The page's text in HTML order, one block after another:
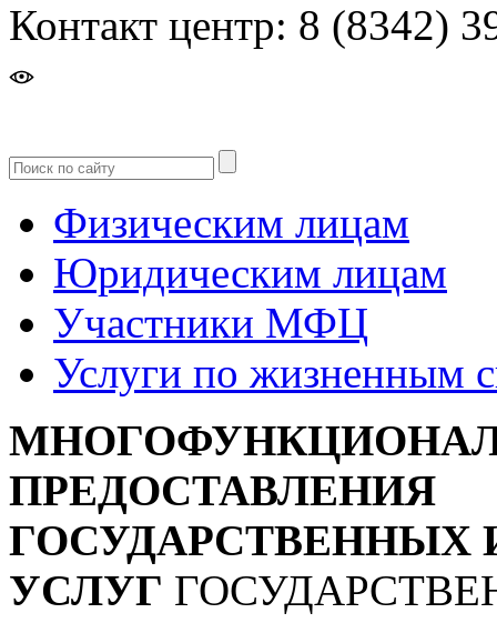
Контакт центр: 8 (8342)
Физическим лицам
Юридическим лицам
Участники МФЦ
Услуги по жизненным
ПРЕДОСТАВЛЕНИЯ
УСЛУГ